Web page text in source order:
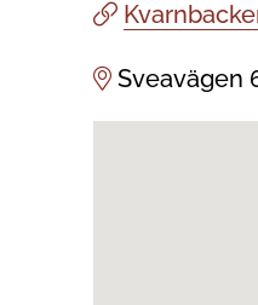
Sveavägen